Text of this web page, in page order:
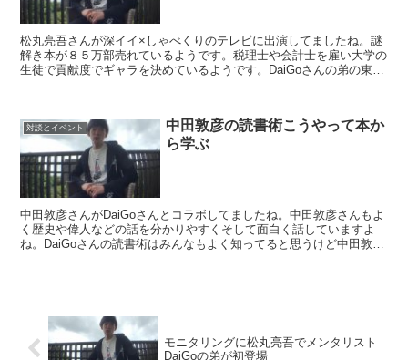
松丸亮吾さんが深イイ×しゃべくりのテレビに出演してましたね。謎
解き本が８５万部売れているようです。税理士や会計士を雇い大学の
生徒で貢献度でギャラを決めているようです。DaiGoさんの弟の東大
対談とイベント
中田敦彦の読書術こうやって本か
ら学ぶ
中田敦彦さんがDaiGoさんとコラボしてましたね。中田敦彦さんもよ
く歴史や偉人などの話を分かりやすくそして面白く話していますよ
ね。DaiGoさんの読書術はみんなもよく知ってると思うけど中田敦彦
モニタリングに松丸亮吾でメンタリスト
DaiGoの弟が初登場